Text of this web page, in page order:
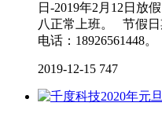
日-2019年2月12日放
八正常上班。 节假
电话：18926561448
2019-12-15 747